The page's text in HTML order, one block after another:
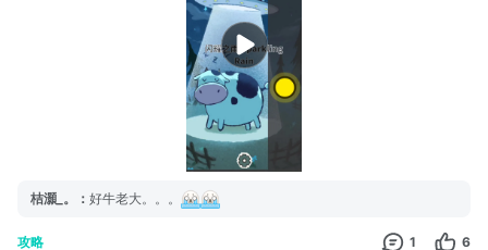
桔灝_。 ： 好牛老大。。。
攻略 1 6